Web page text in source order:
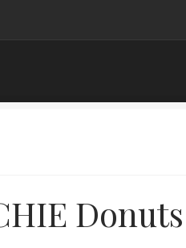
Donuts